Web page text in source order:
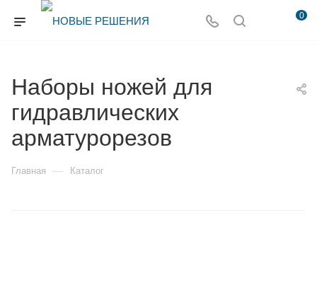
0
Наборы ножей для
гидравлических
арматурорезов
Главная — Каталог